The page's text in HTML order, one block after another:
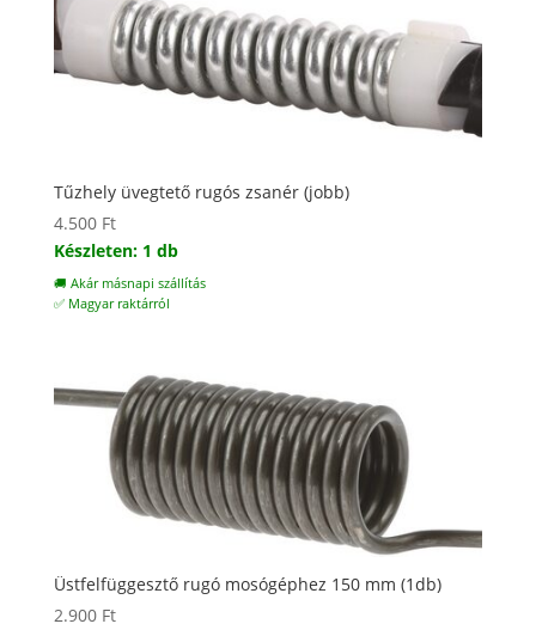
Tűzhely üvegtető rugós zsanér (jobb)
4.500 Ft
Készleten: 1 db
🚚 Akár másnapi szállítás
✅ Magyar raktárról
Üstfelfüggesztő rugó mosógéphez 150 mm (1db)
2.900 Ft